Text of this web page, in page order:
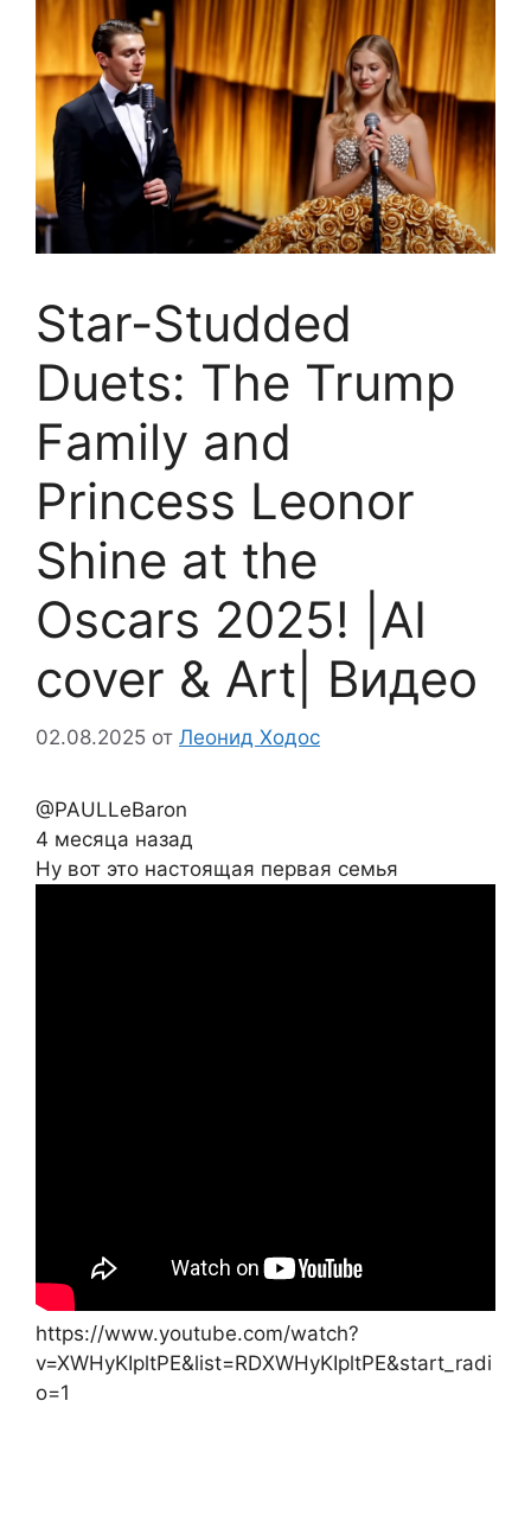
Star-Studded
Duets: The Trump
Family and
Princess Leonor
Shine at the
Oscars 2025! |AI
cover & Art| Видео
02.08.2025 от Леонид Ходос
@PAULLeBaron
4 месяца назад
Ну вот это настоящая первая семья
https://www.youtube.com/watch?
v=XWHyKIpltPE&list=RDXWHyKIpltPE&start_radi
o=1